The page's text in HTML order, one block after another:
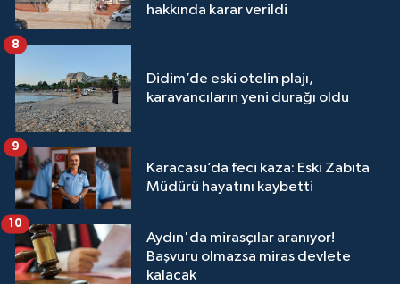
hakkında karar verildi
Didim’de eski otelin plajı,
karavancıların yeni durağı oldu
8
Karacasu’da feci kaza: Eski Zabıta
Müdürü hayatını kaybetti
9
Aydın'da mirasçılar aranıyor!
Başvuru olmazsa miras devlete
kalacak
10